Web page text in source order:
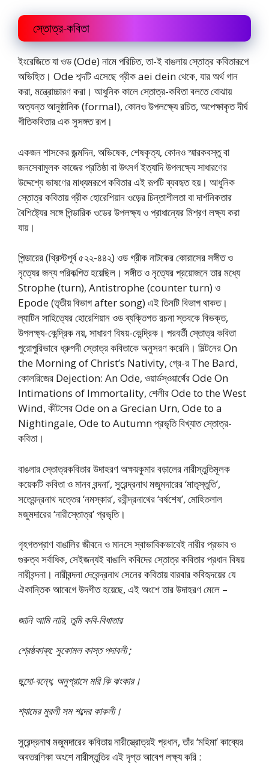
স্তোত্র-কবিতা
ইংরেজিতে যা ওড (Ode) নামে পরিচিত, তা-ই বাঙলায় স্তোত্র কবিতারূপে
অভিহিত। Ode শব্দটি এসেছে গ্রীক aei dein থেকে, যার অর্থ গান
করা, মন্ত্রোচ্চারণ করা। আধুনিক কালে স্তোত্র-কবিতা বলতে বোঝায়
অত্যন্ত আনুষ্ঠানিক (formal), কোনও উপলক্ষ্যে রচিত, অপেক্ষাকৃত দীর্ঘ
গীতিকবিতার এক সুসঙ্গত রূপ।
একজন শাসকের জন্মদিন, অভিষেক, শেষকৃত্য, কোনও স্মারকবস্তু বা
জনসেবামূলক কাজের প্রতিষ্ঠা বা উৎসর্গ ইত্যাদি উপলক্ষ্যে সাধারণের
উদ্দেশ্যে ভাষণের মাধ্যমরূপে কবিতার এই রূপটি ব্যবহৃত হয়। আধুনিক
স্তোত্র কবিতায় গ্রীক হোরেশিয়ান ওড়ের চিন্তাশীলতা বা দার্শনিকতার
বৈশিষ্ট্যের সঙ্গে পিন্ডারিক ওডের উপলক্ষ্য ও প্রাধান্যের মিশ্রণ লক্ষ্য করা
যায়।
পিন্ডারের (খ্রিস্টপূর্ব ৫২২-৪৪২) ওড গ্রীক নাটকের কোরাসের সঙ্গীত ও
নৃত্যের জন্য পরিকল্পিত হয়েছিল। সঙ্গীত ও নৃত্যের প্রয়োজনে তার মধ্যে
Strophe (turn), Antistrophe (counter turn) ও
Epode (তৃতীয় বিভাগ after song) এই তিনটি বিভাগ থাকত।
ল্যাটিন সাহিত্যের হোরেশিয়ান ওড ব্যক্তিগত রচনা স্তবকে বিভক্ত,
উপলক্ষ্য-কেন্দ্রিক নয়, সাধারণ বিষয়-কেন্দ্রিক। পরবর্তী স্তোত্র কবিতা
পুরোপুরিভাবে ধ্রুপদী স্তোত্র কবিতাকে অনুসরণ করেনি। মিল্টনের On
the Morning of Christ’s Nativity, গ্রে-র The Bard,
কোলরিজের Dejection: An Ode, ওয়ার্ডস্ওয়ার্থের Ode On
Intimations of Immortality, শেলীর Ode to the West
Wind, কীটসের Ode on a Grecian Urn, Ode to a
Nightingale, Ode to Autumn প্রভৃতি বিখ্যাত স্তোত্র-
কবিতা।
বাঙলার স্তোত্রকবিতার উদাহরণ অক্ষয়কুমার বড়ালের নারীস্তুতিমূলক
কয়েকটি কবিতা ও মানব বন্দনা’, সুরেন্দ্রনাথ মজুমদারের ‘মাতৃস্তুতি’,
সত্যেন্দ্রনাথ দত্তের ‘নমস্কার’, রবীন্দ্রনাথের ‘বর্ষশেষ’, মোহিতলাল
মজুমদারের ‘নারীস্তোত্র’ প্রভৃতি।
গৃহগতপ্রাণ বাঙালির জীবনে ও মানসে স্বাভাবিকভাবেই নারীর প্রভাব ও
গুরুত্ব সর্বাধিক, সেইজন্যই বাঙালি কবিদের স্তোত্র কবিতার প্রধান বিষয়
নারীবন্দনা। নারীবন্দনা দেবেন্দ্রনাথ সেনের কবিতায় বারবার কবিহৃদয়ের যে
ঐকান্তিক আবেগে উদগীত হয়েছে, এই অংশে তার উদাহরণ মেলে –
জানি আমি নারি, তুমি কবি-বিধাতার
শ্রেষ্ঠকাব্য: সুকোমল কাস্ত পদাবলী ;
ছন্দো-বন্ধে, অনুপ্রাসে মরি কি ঝংকার।
শ্যামের মুরলী সম শব্দের কাকলী।
সুরেন্দ্রনাথ মজুমদারের কবিতায় নারীস্ত্রোত্রই প্রধান, তাঁর ‘মহিমা’ কাব্যের
অবতরণিকা অংশে নারীস্তুতির এই দৃপ্ত আবেগ লক্ষ্য করি :